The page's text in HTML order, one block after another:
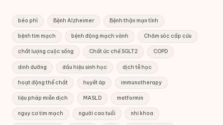
béo phì Bệnh Alzheimer Bệnh thận mạn tính
bệnh tim mạch bệnh động mạch vành Chăm sóc cấp cứu
chất lượng cuộc sống Chất ức chế SGLT2 COPD
dinh dưỡng dấu hiệu sinh học dịch tễ học
hoạt động thể chất huyết áp immunotherapy
liệu pháp miễn dịch MASLD metformin
nguy cơ tim mạch người cao tuổi nhi khoa